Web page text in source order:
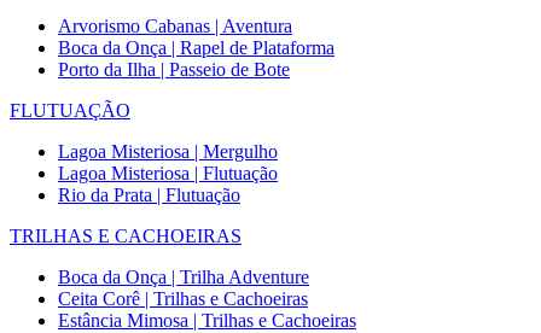
Arvorismo Cabanas | Aventura
Boca da Onça | Rapel de Plataforma
Porto da Ilha | Passeio de Bote
FLUTUAÇÃO
Lagoa Misteriosa | Mergulho
Lagoa Misteriosa | Flutuação
Rio da Prata | Flutuação
TRILHAS E CACHOEIRAS
Boca da Onça | Trilha Adventure
Ceita Corê | Trilhas e Cachoeiras
Estância Mimosa | Trilhas e Cachoeiras